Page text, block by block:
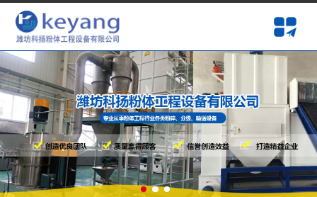
关于我们
产品展示
公司动态
常见问题